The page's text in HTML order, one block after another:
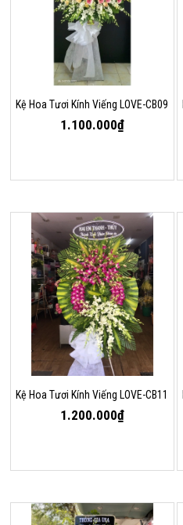
Kệ Hoa Tươi Kính Viếng LOVE-CB09
1.100.000₫
Kệ Hoa Tươi Kính Viếng LOVE-CB11
1.200.000₫